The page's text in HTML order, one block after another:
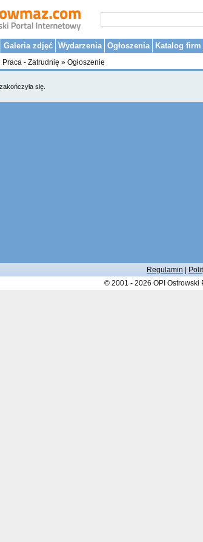
Galeria zdjęć Wydarzenia Ogłoszenia Katalog firm
Praca - Zatrudnię » Ogłoszenie
się.
Regulamin
© 2001 - 2026 OPI Ostrowski